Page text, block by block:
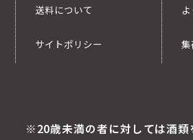
送料について
サイトポリシー
※20歳未満の者に対しては酒類